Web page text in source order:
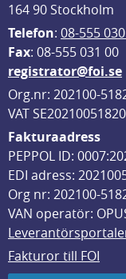
164 90 Stockholm
Telefon: 08-555
Fax: 08-555 031 00
registrator@foi.se
Org.nr: 202100-
VAT
Fakturaadress
PEPPOL ID:
EDI adress:
Org nr: 202100-
VAN operatör:
Fakturor till FOI